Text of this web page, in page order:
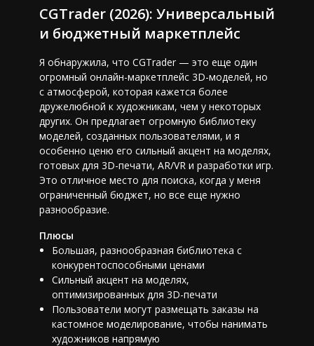
CGTrader (2026): Универсальный
и бюджетный маркетплейс
Я обнаружила, что CGTrader — это еще один
огромный онлайн-маркетплейс 3D-моделей, но
с атмосферой, которая кажется более
дружелюбной к художникам, чем у некоторых
других. Он предлагает огромную библиотеку
моделей, созданных пользователями, и я
особенно ценю его сильный акцент на моделях,
готовых для 3D-печати, AR/VR и разработки игр.
Это отличное место для поиска, когда у меня
ограниченный бюджет, но все еще нужно
разнообразие.
Плюсы
Большая, разнообразная библиотека с
конкурентоспособными ценами
Сильный акцент на моделях,
оптимизированных для 3D-печати
Пользователи могут размещать заказы на
кастомное моделирование, чтобы нанимать
художников напрямую